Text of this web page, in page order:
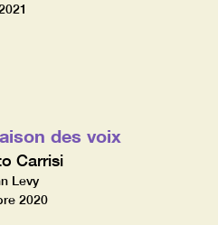
des voix
Carrisi
Levy
2020